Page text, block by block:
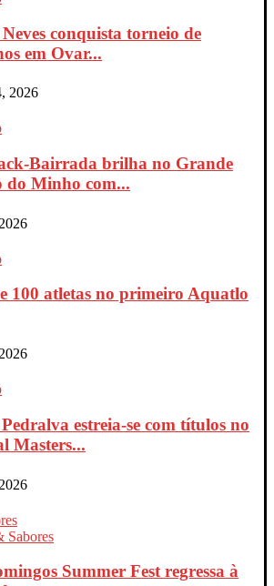
conquista torneio de
em Ovar...
2026
Bairrada brilha no Grande
do Minho com...
100 atletas no primeiro Aquatlo
estreia-se com títulos no
Masters...
Sabores
Summer Fest regressa à